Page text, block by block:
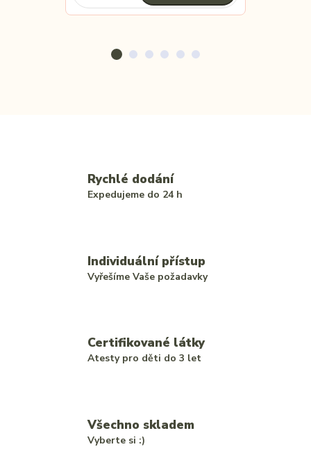
Rychlé dodání
Expedujeme do 24 h
Individuální přístup
Vyřešíme Vaše požadavky
Certifikované látky
Atesty pro děti do 3 let
Všechno skladem
Vyberte si :)